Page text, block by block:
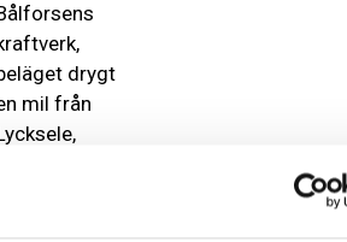
drygt
mil från